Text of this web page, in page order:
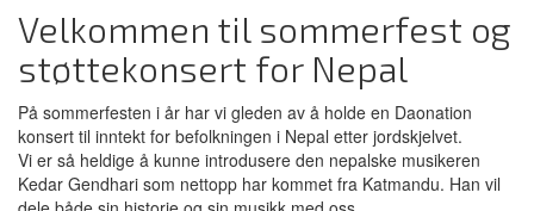
Velkommen til sommerfest og
støttekonsert for Nepal
På sommerfesten i år har vi gleden av å holde en Daonation
konsert til inntekt for befolkningen i Nepal etter jordskjelvet.
Vi er så heldige å kunne introdusere den nepalske musikeren
Kedar Gendhari som nettopp har kommet fra Katmandu. Han vil